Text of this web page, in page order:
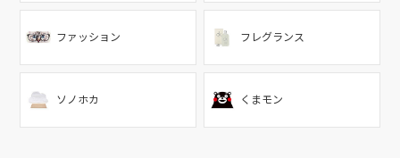
ファッション フレグランス
ソノホカ くまモン